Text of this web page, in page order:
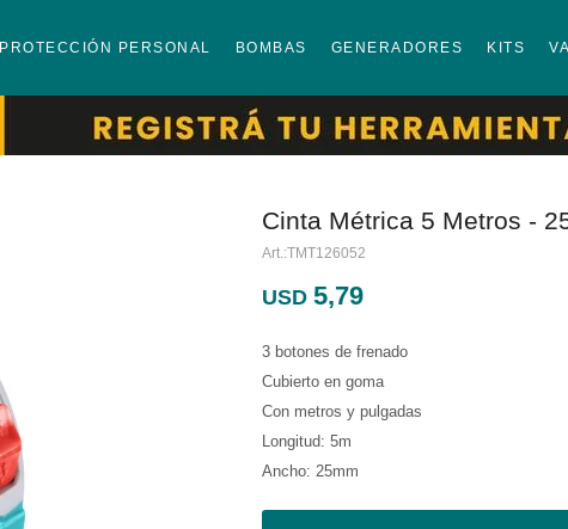
PROTECCIÓN PERSONAL BOMBAS GENERADORES KITS
Cinta Métrica 5 Metros -
TMT126052
USD 5,79
3 botones de frenado
Cubierto en goma
Con metros y pulgadas
Longitud: 5m
Ancho: 25mm